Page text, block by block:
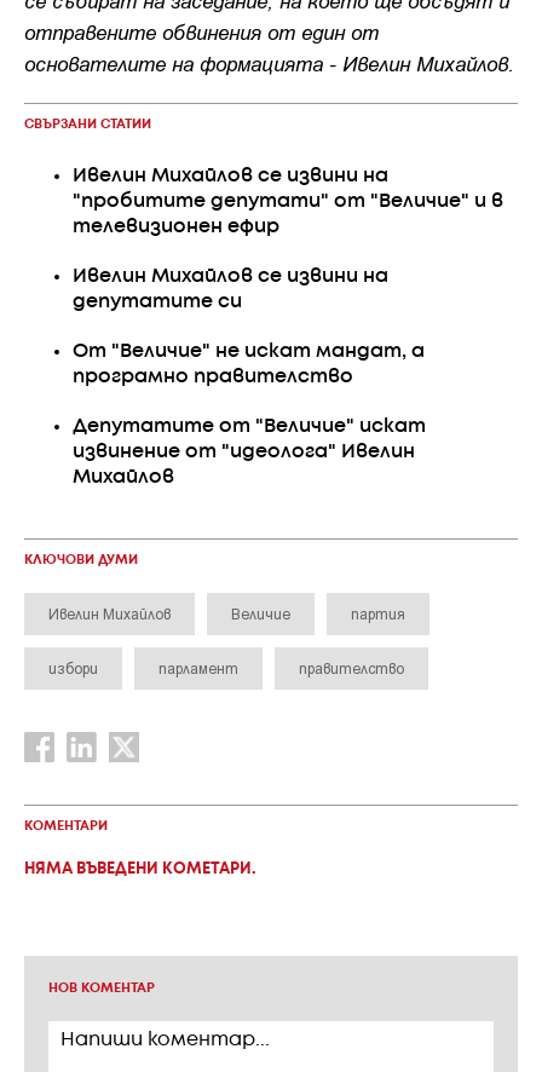
отправените обвинения от един от
основателите на формацията - Ивелин Михайлов.
СВЪРЗАНИ СТАТИИ
Ивелин Михайлов се извини на
"пробитите депутати" от "Величие" и в
телевизионен ефир
Ивелин Михайлов се извини на
депутатите си
От "Величие" не искат мандат, а
програмно правителство
Депутатите от "Величие" искат
извинение от "идеолога" Ивелин
Михайлов
КЛЮЧОВИ ДУМИ
Ивелин Михайлов Величие партия
избори парламент правителство
КОМЕНТАРИ
НЯМА ВЪВЕДЕНИ КОМЕТАРИ.
НОВ КОМЕНТАР